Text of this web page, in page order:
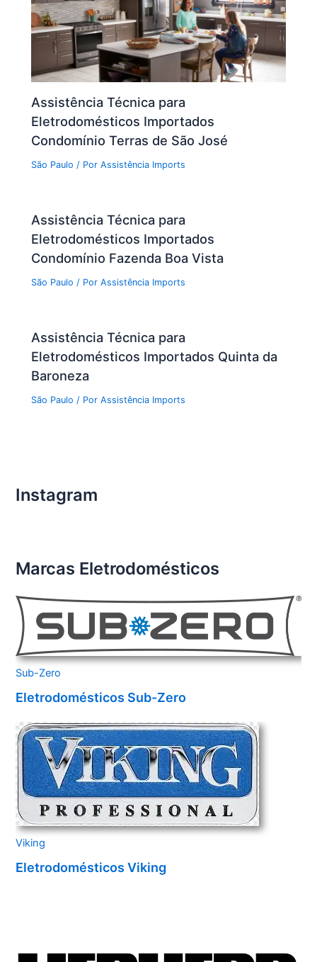
Assistência Técnica para
Eletrodomésticos Importados
Condomínio Terras de São José
São Paulo / PorAssistência Imports
Assistência Técnica para
Eletrodomésticos Importados
Condomínio Fazenda Boa Vista
São Paulo / PorAssistência Imports
Assistência Técnica para
Eletrodomésticos Importados Quinta da
Baroneza
São Paulo / PorAssistência Imports
Instagram
Marcas Eletrodomésticos
Sub-Zero
Eletrodomésticos Sub-Zero
Viking
Eletrodomésticos Viking